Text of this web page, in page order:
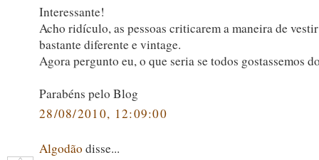
Interessante!
Acho ridículo, as pessoas criticarem a maneira de
bastante diferente e vintage.
Agora pergunto eu, o que seria se todos gostassemos
Parabéns pelo Blog
28/08/2010, 12:09:00
Algodão disse...